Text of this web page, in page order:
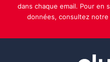
dans chaque email. Pour en
données, consultez notre